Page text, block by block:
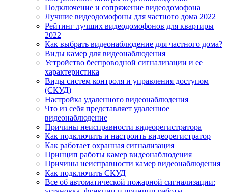
Подключение и сопряжение видеодомофона
Лучшие видеодомофоны для частного дома 2022
Рейтинг лучших видеодомофонов для квартиры
2022
Как выбрать видеонаблюдение для частного дома?
Виды камер для видеонаблюдения
Устройство беспроводной сигнализации и ее
характеристика
Виды систем контроля и управления доступом
(СКУД)
Настройка удаленного видеонаблюдения
Что из себя представляет удаленное
видеонаблюдение
Причины неисправности видеорегистратора
Как подключить и настроить видеорегистратор
Как работает охранная сигнализация
Принцип работы камер видеонаблюдения
Причины неисправности камер видеонаблюдения
Как подключить СКУД
Все об автоматической пожарной сигнализации: